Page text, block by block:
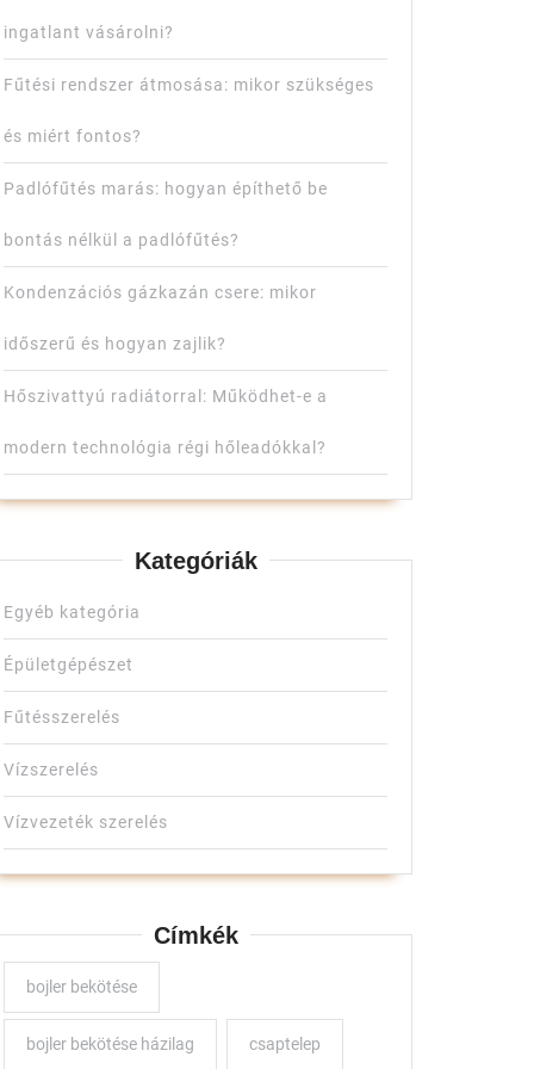
ingatlant vásárolni?
Fűtési rendszer átmosása: mikor szükséges
és miért fontos?
Padlófűtés marás: hogyan építhető be
bontás nélkül a padlófűtés?
Kondenzációs gázkazán csere: mikor
időszerű és hogyan zajlik?
Hőszivattyú radiátorral: Működhet-e a
modern technológia régi hőleadókkal?
Kategóriák
Egyéb kategória
Épületgépészet
Fűtésszerelés
Vízszerelés
Vízvezeték szerelés
Címkék
bojler bekötése
bojler bekötése házilag csaptelep